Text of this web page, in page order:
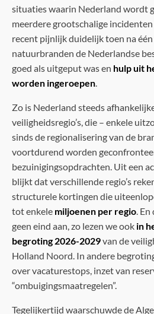
situaties waarin Nederland wordt
meerdere grootschalige
recent pijnlijk duidelijk toen na
natuurbranden de Nederlandse
goed als uitgeput was en hulp uit
worden ingeroepen.
Zo is Nederland steeds
veiligheidsregio’s, die – enkele
sinds de regionalisering van de
voortdurend worden
bezuinigingsopdrachten. Uit een
blijkt dat verschillende regio’s
structurele kortingen die
tot enkele miljoenen per regio.
geen eind aan, zo lezen we ook in
begroting 2026-2029van de
Holland Noord. In andere
over vacaturestops, inzet van
“ombuigingsmaatregelen”.
Tegelijkertijd waarschuwde de